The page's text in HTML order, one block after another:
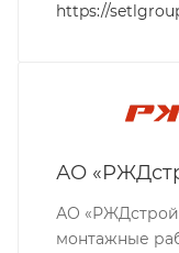
https://
АО
АО
монтажные